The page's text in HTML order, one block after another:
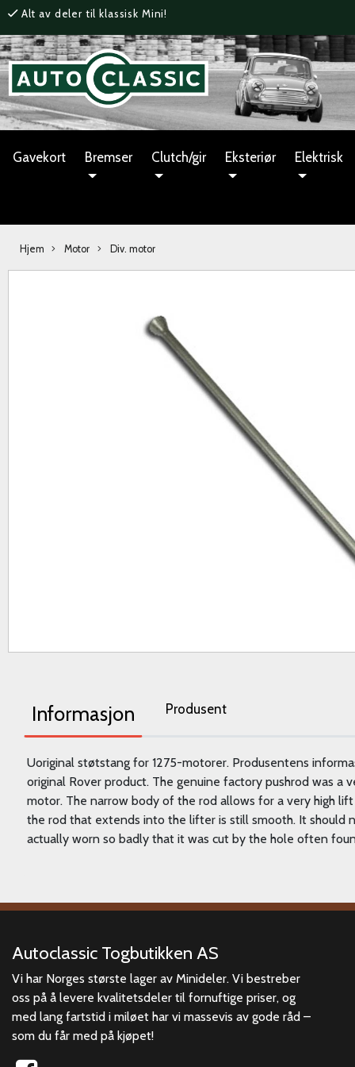
Alt av deler til klassisk Mini!
Gavekort Bremser Clutch/gir Eksteriør Elektrisk
Hjem Motor Div. motor
Informasjon Produsent
Uoriginal støtstang for 1275-motorer. Produsentens
original Rover product. The genuine factory pushrod was
motor. The narrow body of the rod allows for a very high
the rod that extends into the lifter is still smooth. It should
actually worn so badly that it was cut by the hole often
Autoclassic Togbutikken AS
Vi har Norges største lager av Minideler. Vi bestreber
oss på å levere kvalitetsdeler til fornuftige priser, og
med lang fartstid i miløet har vi massevis av gode råd –
som du får med på kjøpet!